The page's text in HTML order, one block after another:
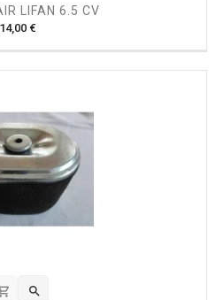
LIFAN 6.5 CV
14,00 €
x
